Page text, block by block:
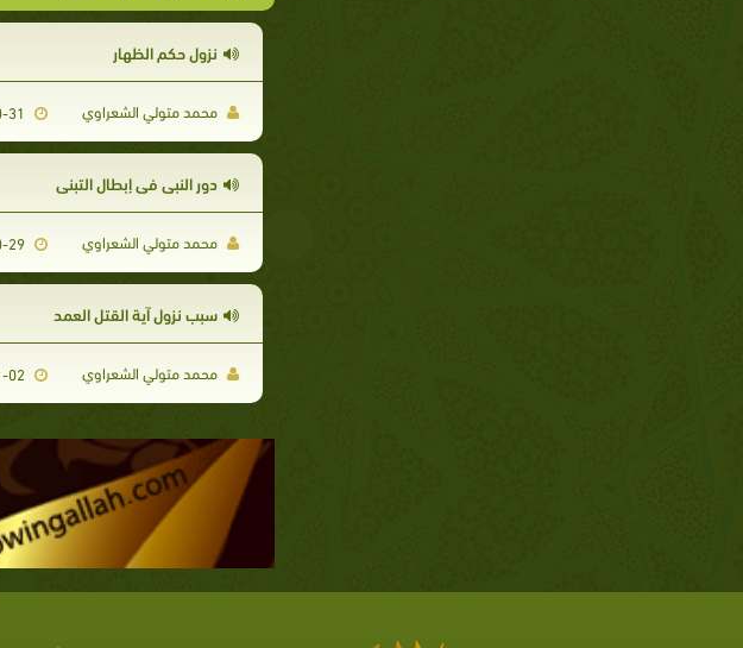
نزول حكم الظهار
محمد متولي الشعراوي
دور النبي فى إبطال التبني
محمد متولي الشعراوي 2008-10-29
سبب نزول آية القتل العمد
محمد متولي الشعراوي